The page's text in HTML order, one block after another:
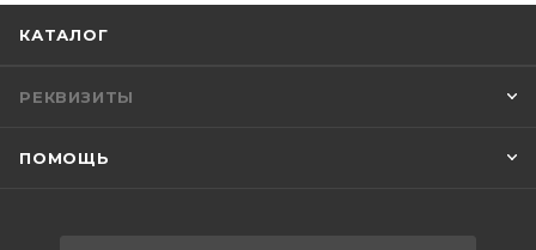
КАТАЛОГ
РЕКВИЗИТЫ
ПОМОЩЬ